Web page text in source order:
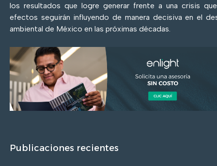
los resultados que logre generar frente a una crisis
efectos seguirán influyendo de manera decisiva en el
ambiental de México en las próximas décadas.
Publicaciones recientes